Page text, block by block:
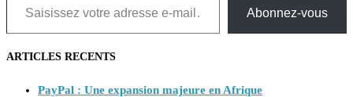
Abonnez-vous
ARTICLES RECENTS
PayPal : Une expansion majeure en Afrique